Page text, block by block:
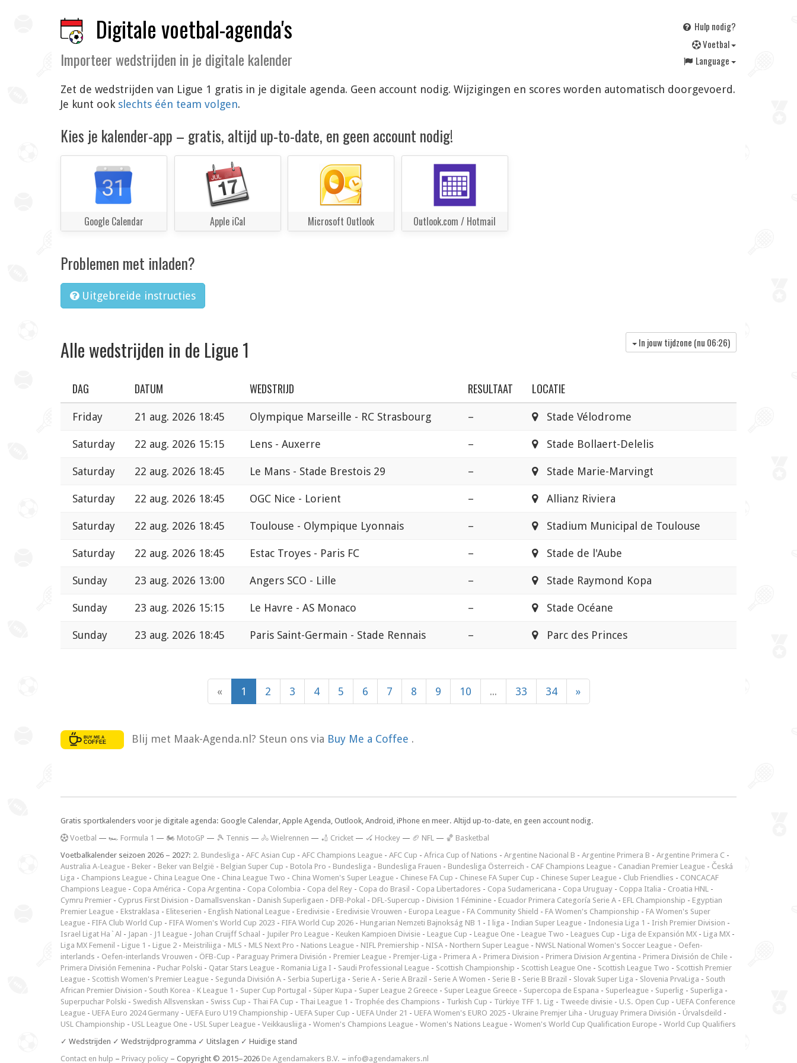
Digitale voetbal-agenda's
Importeer wedstrijden in je digitale kalender
Hulp nodig?
Voetbal
Language
Zet de wedstrijden van Ligue 1 gratis in je digitale agenda. Geen account nodig. Wijzigingen en scores worden automatisch doorgevoerd.
Je kunt ook slechts één team volgen.
Kies je kalender-app – gratis, altijd up-to-date, en geen account nodig!
Google Calendar Apple iCal Microsoft Outlook Outlook.com / Hotmail
Problemen met inladen?
Uitgebreide instructies
Alle wedstrijden in de Ligue 1 In jouw tijdzone (nu 06:26)
DAG DATUM WEDSTRIJD RESULTAAT LOCATIE
Friday 21 aug. 2026 18:45 Olympique Marseille - RC Strasbourg – Stade Vélodrome
Saturday 22 aug. 2026 15:15 Lens - Auxerre – Stade Bollaert-Delelis
Saturday 22 aug. 2026 18:45 Le Mans - Stade Brestois 29 – Stade Marie-Marvingt
Saturday 22 aug. 2026 18:45 OGC Nice - Lorient – Allianz Riviera
Saturday 22 aug. 2026 18:45 Toulouse - Olympique Lyonnais – Stadium Municipal de Toulouse
Saturday 22 aug. 2026 18:45 Estac Troyes - Paris FC – Stade de l'Aube
Sunday 23 aug. 2026 13:00 Angers SCO - Lille – Stade Raymond Kopa
Sunday 23 aug. 2026 15:15 Le Havre - AS Monaco – Stade Océane
Sunday 23 aug. 2026 18:45 Paris Saint-Germain - Stade Rennais – Parc des Princes
« 1 2 3 4 5 6 7 8 9 10 ... 33 34 »
Blij met Maak-Agenda.nl? Steun ons via Buy Me a Coffee .
Gratis sportkalenders voor je digitale agenda: Google Calendar, Apple Agenda, Outlook, Android, iPhone en meer. Altijd up-to-date, en geen account nodig.
Voetbal — 🏎️ Formula 1 — 🏍 MotoGP — 🎾 Tennis — 🚴 Wielrennen — 🏏 Cricket — 🏑 Hockey — 🏈 NFL — 🏀 Basketbal
Voetbalkalender seizoen 2026 – 2027: 2. Bundesliga - AFC Asian Cup - AFC Champions League - AFC Cup - Africa Cup of Nations - Argentine Nacional B - Argentine Primera B - Argentine Primera C -
Australia A-League - Beker - Beker van België - Belgian Super Cup - Botola Pro - Bundesliga - Bundesliga Frauen - Bundesliga Österreich - CAF Champions League - Canadian Premier League - Česká
Liga - Champions League - China League One - China League Two - China Women's Super League - Chinese FA Cup - Chinese FA Super Cup - Chinese Super League - Club Friendlies - CONCACAF
Champions League - Copa América - Copa Argentina - Copa Colombia - Copa del Rey - Copa do Brasil - Copa Libertadores - Copa Sudamericana - Copa Uruguay - Coppa Italia - Croatia HNL -
Cymru Premier - Cyprus First Division - Damallsvenskan - Danish Superligaen - DFB-Pokal - DFL-Supercup - Division 1 Féminine - Ecuador Primera Categoría Serie A - EFL Championship - Egyptian
Premier League - Ekstraklasa - Eliteserien - English National League - Eredivisie - Eredivisie Vrouwen - Europa League - FA Community Shield - FA Women's Championship - FA Women's Super
League - FIFA Club World Cup - FIFA Women's World Cup 2023 - FIFA World Cup 2026 - Hungarian Nemzeti Bajnokság NB 1 - I liga - Indian Super League - Indonesia Liga 1 - Irish Premier Division -
Israel Ligat Ha`Al - Japan - J1 League - Johan Cruijff Schaal - Jupiler Pro League - Keuken Kampioen Divisie - League Cup - League One - League Two - Leagues Cup - Liga de Expansión MX - Liga MX -
Liga MX Femenil - Ligue 1 - Ligue 2 - Meistriliiga - MLS - MLS Next Pro - Nations League - NIFL Premiership - NISA - Northern Super League - NWSL National Women's Soccer League - Oefen-
interlands - Oefen-interlands Vrouwen - ÖFB-Cup - Paraguay Primera División - Premier League - Premjer-Liga - Primera A - Primera Division - Primera Division Argentina - Primera División de Chile -
Primera División Femenina - Puchar Polski - Qatar Stars League - Romania Liga I - Saudi Professional League - Scottish Championship - Scottish League One - Scottish League Two - Scottish Premier
League - Scottish Women's Premier League - Segunda División A - Serbia SuperLiga - Serie A - Serie A Brazil - Serie A Women - Serie B - Serie B Brazil - Slovak Super Liga - Slovenia PrvaLiga - South
African Premier Division - South Korea - K League 1 - Super Cup Portugal - Süper Kupa - Super League 2 Greece - Super League Greece - Supercopa de Espana - Superleague - Superlig - Superliga -
Superpuchar Polski - Swedish Allsvenskan - Swiss Cup - Thai FA Cup - Thai League 1 - Trophée des Champions - Turkish Cup - Türkiye TFF 1. Lig - Tweede divisie - U.S. Open Cup - UEFA Conference
League - UEFA Euro 2024 Germany - UEFA Euro U19 Championship - UEFA Super Cup - UEFA Under 21 - UEFA Women's EURO 2025 - Ukraine Premjer Liha - Uruguay Primera División - Úrvalsdeild -
USL Championship - USL League One - USL Super League - Veikkausliiga - Women's Champions League - Women's Nations League - Women's World Cup Qualification Europe - World Cup Qualifiers
✓ Wedstrijden ✓ Wedstrijdprogramma ✓ Uitslagen ✓ Huidige stand
Contact en hulp – Privacy policy – Copyright © 2015–2026 De Agendamakers B.V. – info@agendamakers.nl